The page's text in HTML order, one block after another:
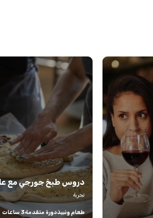
دروس طبخ جورجي مع
تجربة
طعام ونبيذدورة متقدمة3 ساعات